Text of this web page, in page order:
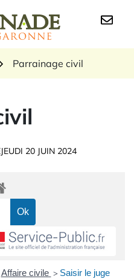
Grenade sur
Parrainage civil
JEUDI 20 JUIN 2024
Affaire civile > Saisir le juge